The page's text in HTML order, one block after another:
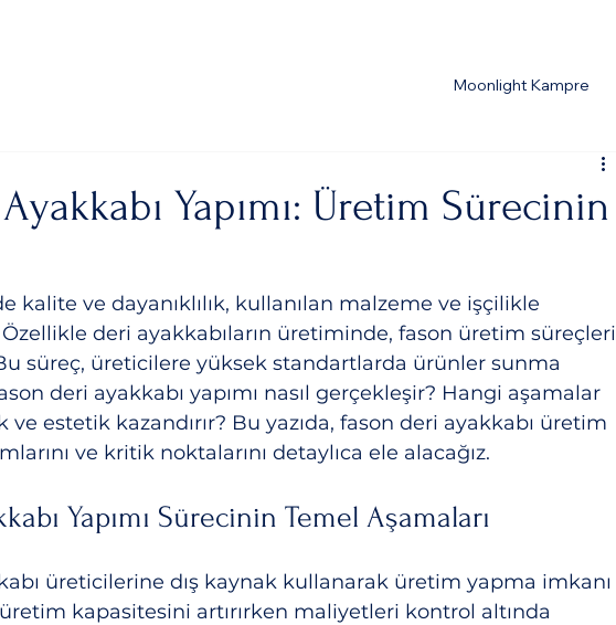
Moonlight Kampre
Yapımı: Üretim Sürecinin
kalite ve dayanıklılık, kullanılan malzeme ve işçilikle
deri ayakkabıların üretiminde, fason üretim süreçleri
süreç, üreticilere yüksek standartlarda ürünler sunma
deri ayakkabı yapımı nasıl gerçekleşir? Hangi aşamalar
ve estetik kazandırır? Bu yazıda, fason deri ayakkabı üretim
ve kritik noktalarını detaylıca ele alacağız.
Yapımı Sürecinin Temel Aşamaları
üreticilerine dış kaynak kullanarak üretim yapma imkanı
kapasitesini artırırken maliyetleri kontrol altında